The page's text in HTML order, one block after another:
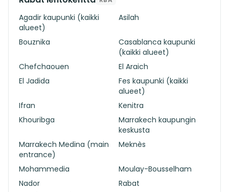
Agadir kaupunki (kaikki
alueet)
Asilah
Bouznika
Casablanca kaupunki
(kaikki alueet)
Chefchaouen
El Araich
El Jadida
Fes kaupunki (kaikki
alueet)
Ifran
Kenitra
Khouribga
Marrakech kaupungin
keskusta
Marrakech Medina (main
entrance)
Meknès
Mohammedia
Moulay-Bousselham
Nador
Rabat